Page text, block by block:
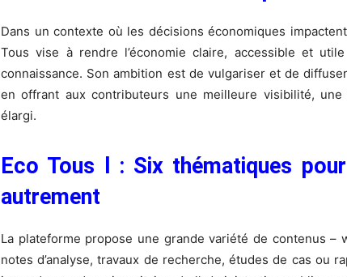
Dans un contexte où les décisions économiques
Tous vise à rendre l’économie claire, accessible et
connaissance. Son ambition est de vulgariser et de
en offrant aux contributeurs une meilleure visibilité,
élargi.
Eco Tous l : Six thématiques
autrement
La plateforme propose une grande variété de contenus –
notes d’analyse, travaux de recherche, études de cas ou